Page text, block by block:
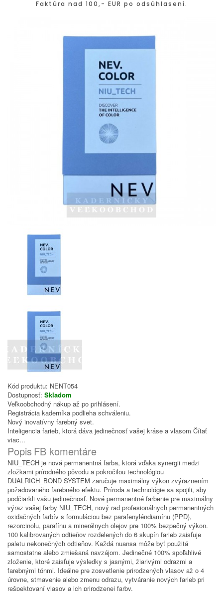
Faktúra nad 100,- EUR po odsúhlasení.
Kód produktu: NENT054
Dostupnosť: Skladom
Veľkoobchodný nákup až po prihlásení.
Registrácia kaderníka podlieha schváleniu.
Nový inovatívny farebný svet.
Inteligencia farieb, ktorá dáva jedinečnosť vašej kráse a vlasom Čítať
viac...
Popis FB komentáre
NIU_TECH je nová permanentná farba, ktorá vďaka synergii medzi
zložkami prírodného pôvodu a pokročilou technológiou
DUALRICH_BOND SYSTEM zaručuje maximálny výkon zvýraznením
požadovaného farebného efektu. Príroda a technológie sa spojili, aby
podčiarkli vašu jedinečnosť. Nové permanentné farbenie pre maximálny
výraz vašej farby NIU_TECH, nový rad profesionálnych permanentných
oxidačných farbív s formuláciou bez parafenyléndiamínu (PPD),
rezorcinolu, parafínu a minerálnych olejov pre 100% bezpečný výkon.
100 kalibrovaných odtieňov rozdelených do 6 skupín farieb zaisťuje
paletu nekonečných odtieňov. Každá nuansa môže byť použitá
samostatne alebo zmiešaná navzájom. Jedinečné 100% spoľahlivé
zloženie, ktoré zaisťuje výsledky s jasnými, žiarivými odrazmi a
farebnými tónmi. Ideálne pre zosvetlenie prirodzených vlasov až o 4
úrovne, stmavenie alebo zmenu odrazu, vytváranie nových farieb pri
rešpektovaní vlasov a ich prirodzenej farby.